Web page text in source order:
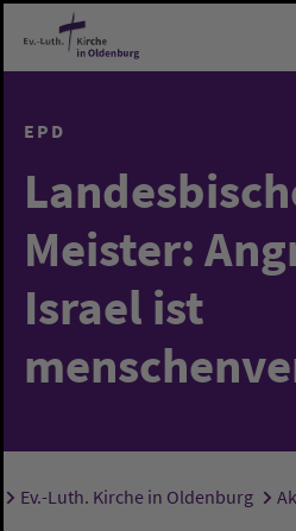
Zum Hauptinhalt springen
EPD
Meister:
Israel ist
Sie sind hier:
Ev.-Luth. Kirche in Oldenburg